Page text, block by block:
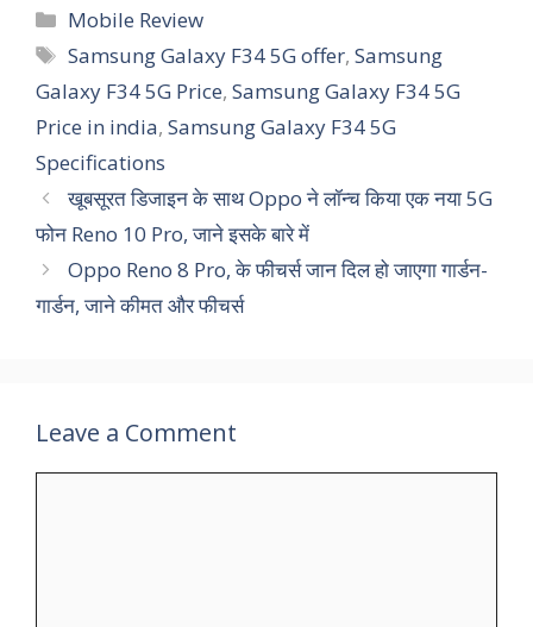
Categories
Mobile Review
Tags
Samsung Galaxy F34 5G offer,Samsung
Galaxy F34 5G Price, Samsung Galaxy F34 5G
Price in india, Samsung Galaxy F34 5G
Specifications
खूबसूरत डिजाइन के साथ Oppo ने लॉन्च किया एक नया 5G
फोन Reno 10 Pro, जाने इसके बारे में
Oppo Reno 8 Pro, के फीचर्स जान दिल हो जाएगा गार्डन-
गार्डन, जाने कीमत और फीचर्स
Leave a Comment